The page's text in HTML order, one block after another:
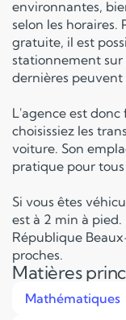
environnantes,
selon les
gratuite, il est
stationnement sur
dernières
L'agence est donc
choisissiez les
voiture. Son
pratique pour
Si vous êtes
est à 2 min à
République
proches.
Matières
Mathématiques